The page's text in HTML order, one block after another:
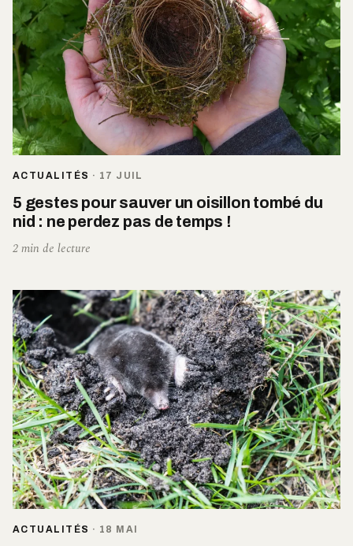
ACTUALITÉS · 17 JUIL
5 gestes pour sauver un oisillon tombé du
nid : ne perdez pas de temps !
2 min de lecture
ACTUALITÉS · 18 MAI